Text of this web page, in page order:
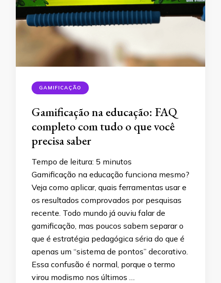
GAMIFICAÇÃO
Gamificação na educação: FAQ
completo com tudo o que você
precisa saber
Tempo de leitura: 5 minutos
Gamificação na educação funciona mesmo?
Veja como aplicar, quais ferramentas usar e
os resultados comprovados por pesquisas
recente. Todo mundo já ouviu falar de
gamificação, mas poucos sabem separar o
que é estratégia pedagógica séria do que é
apenas um “sistema de pontos” decorativo.
Essa confusão é normal, porque o termo
virou modismo nos últimos …